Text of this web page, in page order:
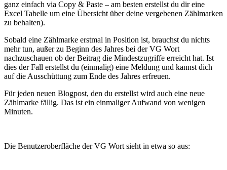
ganz einfach via Copy & Paste – am besten erstellst du dir eine
Excel Tabelle um eine Übersicht über deine vergebenen Zählmarken
zu behalten).
Sobald eine Zählmarke erstmal in Position ist, brauchst du nichts
mehr tun, außer zu Beginn des Jahres bei der VG Wort
nachzuschauen ob der Beitrag die Mindestzugriffe erreicht hat. Ist
dies der Fall erstellst du (einmalig) eine Meldung und kannst dich
auf die Ausschüttung zum Ende des Jahres erfreuen.
Für jeden neuen Blogpost, den du erstellst wird auch eine neue
Zählmarke fällig. Das ist ein einmaliger Aufwand von wenigen
Minuten.
Die Benutzeroberfläche der VG Wort sieht in etwa so aus: